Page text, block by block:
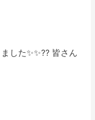
した✨✨?? 皆さん